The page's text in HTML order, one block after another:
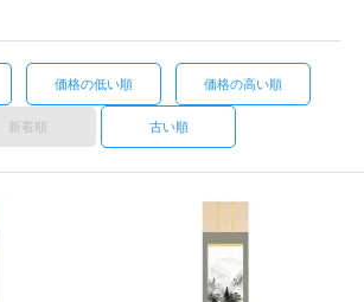
価格の低い順 価格の高い順
新着順 古い順